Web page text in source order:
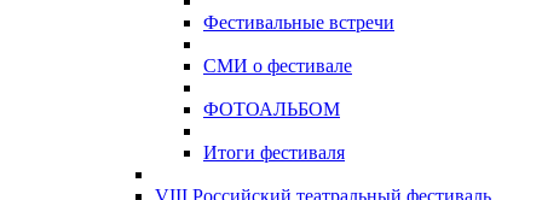
Фестивальные встречи
СМИ о фестивале
ФОТОАЛЬБОМ
Итоги фестиваля
VIII Российский театральный фестиваль